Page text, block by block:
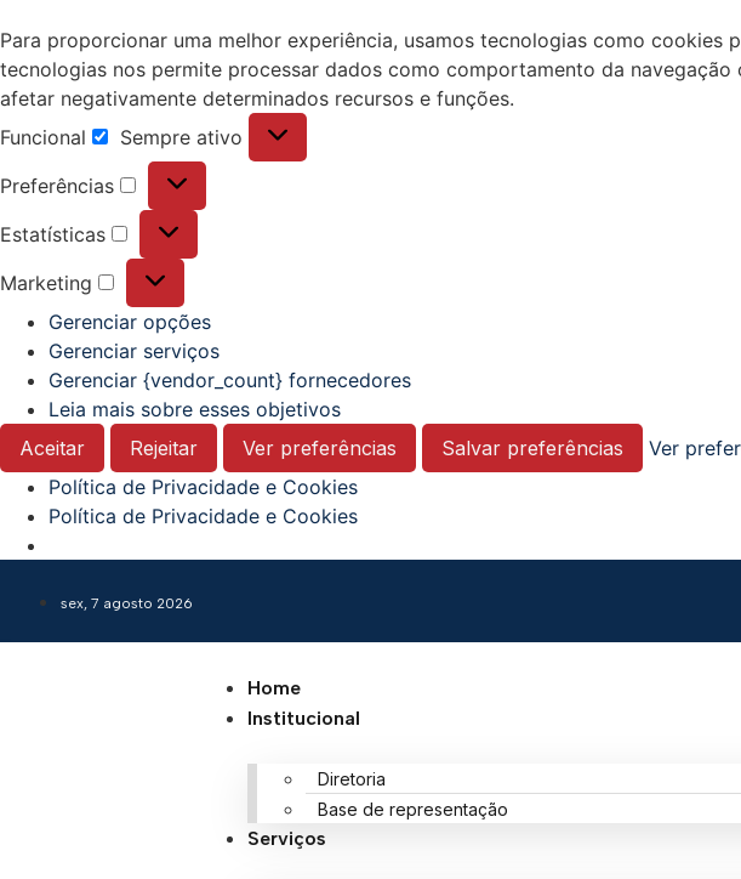
Para proporcionar uma melhor experiência, usamos tecnologias como
tecnologias nos permite processar dados como comportamento da
afetar negativamente determinados recursos e funções.
Funcional
Sempre ativo
Preferências
Estatísticas
Marketing
Gerenciar opções
Gerenciar serviços
Gerenciar {vendor_count} fornecedores
Leia mais sobre esses objetivos
Aceitar
Rejeitar Ver preferências Salvar preferências
Ver
Política de Privacidade e Cookies
Política de Privacidade e Cookies
sex, 7 agosto 2026
Home
Institucional
Diretoria
Base de representação
Serviços